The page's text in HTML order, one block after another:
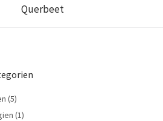
Querbeet
(5)
(1)